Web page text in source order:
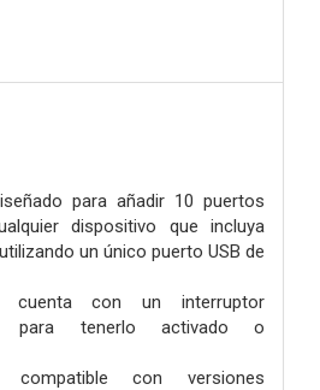
para añadir 10 puertos
dispositivo que incluya
un único puerto USB de
cuenta con un interruptor
para tenerlo activado o
con versiones